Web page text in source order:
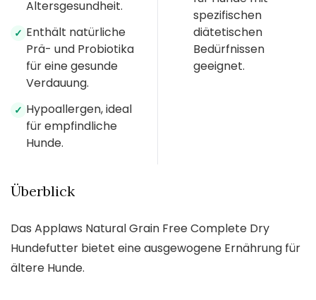
Altersgesundheit.
✓ Enthält natürliche
Prä- und Probiotika
für eine gesunde
Verdauung.
✓ Hypoallergen, ideal
für empfindliche
Hunde.
spezifischen
diätetischen
Bedürfnissen
geeignet.
Überblick
Das Applaws Natural Grain Free Complete Dry
Hundefutter bietet eine ausgewogene Ernährung für
ältere Hunde.